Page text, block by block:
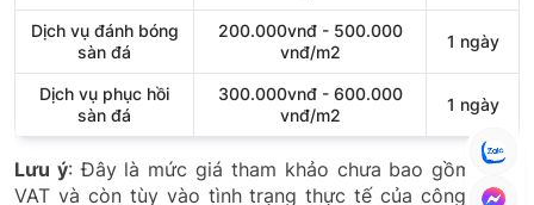
Dịch vụ đánh bóng
sàn đá
200.000vnđ - 500.000
vnđ/m2
1 ngày
Dịch vụ phục hồi
sàn đá
300.000vnđ - 600.000
vnđ/m2
1 ngày
Lưu ý: Đây là mức giá tham khảo chưa bao gồm thuế
VAT và còn tùy vào tình trạng thực tế của công trình.